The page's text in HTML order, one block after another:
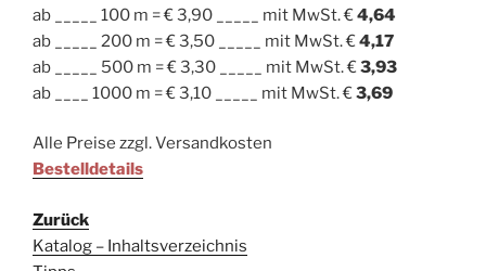
ab _____ 100 m = € 3,90 _____ mit MwSt. €4,64
ab _____ 200 m = € 3,50 _____ mit MwSt. €4,17
ab _____ 500 m = € 3,30 _____ mit MwSt. €3,93
ab ____ 1000 m = € 3,10 _____ mit MwSt. €3,69
Alle Preise zzgl. Versandkosten
Bestelldetails
Zurück
Katalog – Inhaltsverzeichnis